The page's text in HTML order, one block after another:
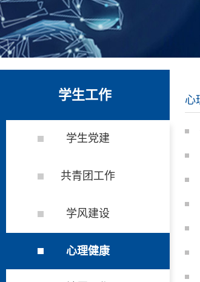
学生工作
学生党建
共青团工作
学风建设
心理健康
心